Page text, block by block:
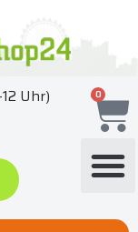
Uhr) 0